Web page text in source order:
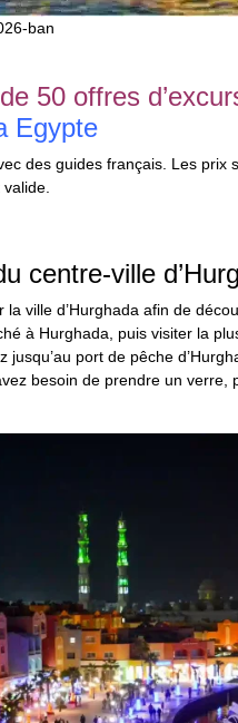
ban
50 offres
Egypte
des guides français. Les
centre-ville
ville d’Hurghada afin de
à Hurghada, puis visiter la
jusqu’au port de pêche
besoin de prendre un